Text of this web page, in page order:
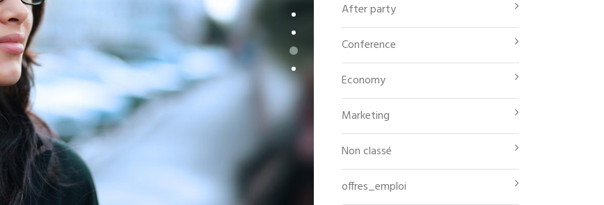
After party
Conference
Economy
Marketing
Non classé
offres_emploi